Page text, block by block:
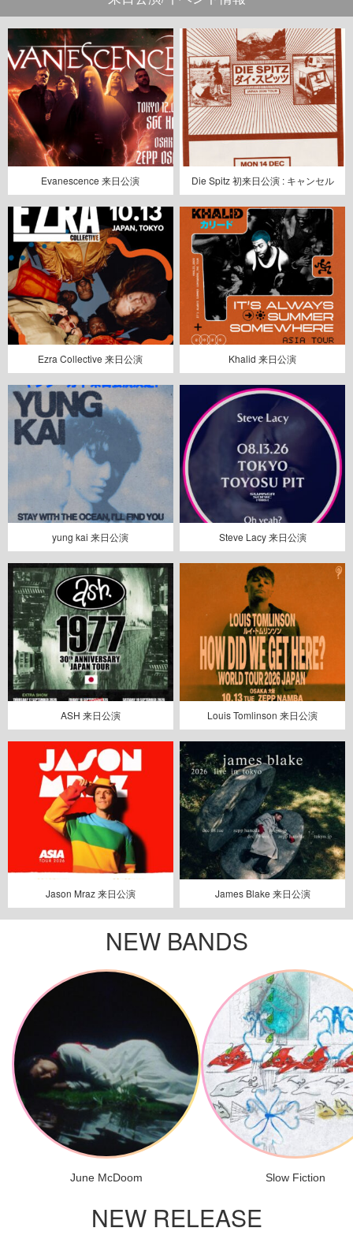
Evanescence 来日公演 Die Spitz 初来日公演 : キャンセル
Ezra Collective 来日公演 Khalid 来日公演
yung kai 来日公演 Steve Lacy 来日公演
ASH 来日公演 Louis Tomlinson 来日公演
Jason Mraz 来日公演 James Blake 来日公演
NEW BANDS
June McDoom Slow Fiction
NEW RELEASE